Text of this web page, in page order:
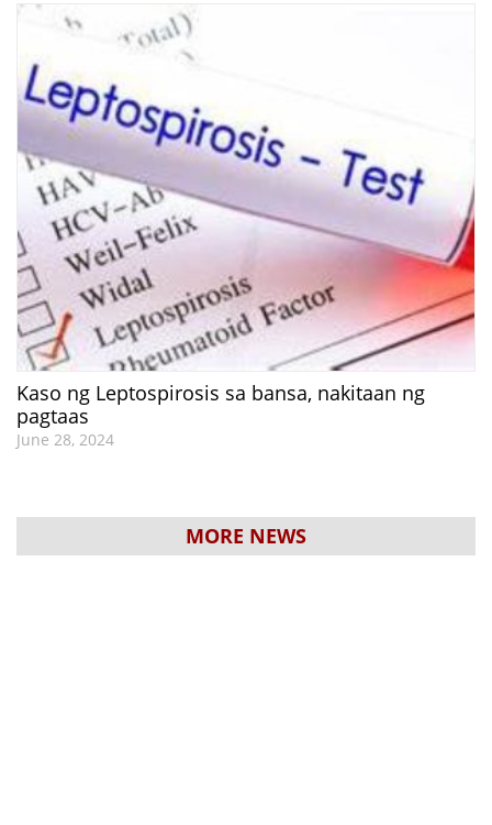
Kaso ng Leptospirosis sa bansa, nakitaan ng
pagtaas
June 28, 2024
MORE NEWS